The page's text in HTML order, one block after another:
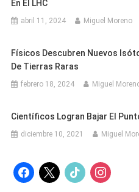
En El LHC
abril 11, 2024 Miguel Moreno
Físicos Descubren Nuevos
De Tierras Raras
febrero 18, 2024 Miguel
Científicos Logran Bajar El
diciembre 10, 2021 Miguel
facebook
x tiktok instagram